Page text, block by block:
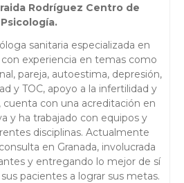
Rodríguez Centro de
Psicología.
sanitaria especializada en
experiencia en temas como
pareja, autoestima, depresión,
y TOC, apoyo a la infertilidad y
cuenta con una acreditación en
y ha trabajado con equipos y
disciplinas. Actualmente
en Granada, involucrada
y entregando lo mejor de sí
pacientes a lograr sus metas.